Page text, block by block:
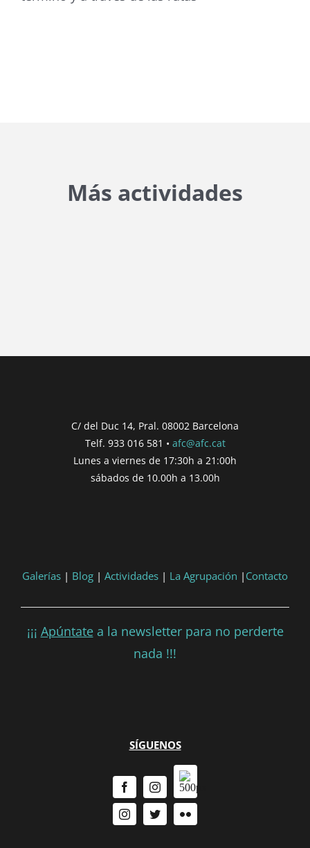
Más actividades
'DD/MM/YYYY') }}
Finalització de participació |{{
formatDate(post.end, 'YYYY-MM-DD',
'DD/MM/YYYY') }}
C/ del Duc 14, Pral. 08002 Barcelona
Telf. 933 016 581 • afc@afc.cat
Lunes a viernes de 17:30h a 21:00h
sábados de 10.00h a 13.00h
Galerías | Blog | Actividades | La Agrupación | Contacto
¡¡¡ Apúntatea la newsletter para no perderte
nada !!!
SÍGUENOS